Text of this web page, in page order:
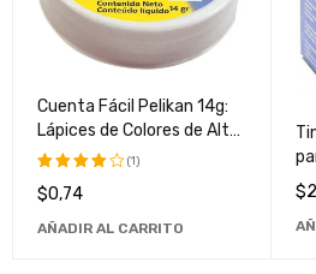
Cuenta Fácil Pelikan 14g:
Lápices de Colores de Alta
Calidad
Valorado
4.00de
(1)
$0,74
AÑADIR AL CARRITO
$